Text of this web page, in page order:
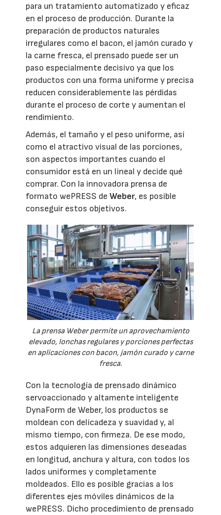
para un tratamiento automatizado y eficaz
en el proceso de producción. Durante la
preparación de productos naturales
irregulares como el bacon, el jamón curado y
la carne fresca, el prensado puede ser un
paso especialmente decisivo ya que los
productos con una forma uniforme y precisa
reducen considerablemente las pérdidas
durante el proceso de corte y aumentan el
rendimiento.
Además, el tamaño y el peso uniforme, así
como el atractivo visual de las porciones,
son aspectos importantes cuando el
consumidor está en un lineal y decide qué
comprar. Con la innovadora prensa de
formato wePRESS deWeber, es posible
conseguir estos objetivos.
La prensa Weber permite un aprovechamiento
elevado, lonchas regulares y porciones perfectas
en aplicaciones con bacon, jamón curado y carne
fresca.
Con la tecnología de prensado dinámico
servoaccionado y altamente inteligente
DynaForm de Weber, los productos se
moldean con delicadeza y suavidad y, al
mismo tiempo, con firmeza. De ese modo,
estos adquieren las dimensiones deseadas
en longitud, anchura y altura, con todos los
lados uniformes y completamente
moldeados. Ello es posible gracias a los
diferentes ejes móviles dinámicos de la
wePRESS. Dicho procedimiento de prensado